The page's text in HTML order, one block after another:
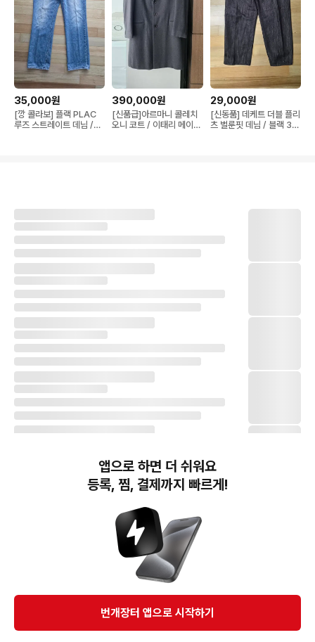
35,000원
[깡 콜라보] 플랙 PLAC
루즈 스트레이트 데님 /
390,000원
[신품급]아르마니 콜레치
오니 코트 / 이태리 메이드
29,000원
[신동품] 데케트 더블 플리
츠 벌룬핏 데님 / 블랙 32
번개장터(주) 사업자정보, 이용약관 및 기타 법적고지
번개장터㈜는 통신판매중개자이며, 통신판매의 당사자가 아닙니다. 전자상거래 등에서의
소비자보호에 관한 법률 등 관련 법령 및 번개장터㈜의 약관에 따라 상품, 상품정보, 거래에 관한 책임은
개별 판매자에게 귀속하고, 번개장터㈜는 원칙적으로 회원간 거래에 대하여 책임을 지지 않습니다.
다만, 번개장터㈜가 직접 판매하는 상품에 대한 책임은 번개장터㈜에게 귀속합니다.
앱으로 하면 더 쉬워요
등록, 찜, 결제까지 빠르게!
번개장터 앱으로 시작하기